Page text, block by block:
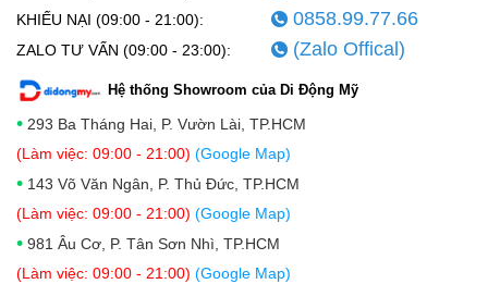
KHIẾU NẠI (09:00 - 21:00): 0858.99.77.66
ZALO TƯ VẤN (09:00 - 23:00): (Zalo Offical)
Hệ thống Showroom của Di Động Mỹ
• 293 Ba Tháng Hai, P. Vườn Lài, TP.HCM
(Làm việc: 09:00 - 21:00) (Google Map)
• 143 Võ Văn Ngân, P. Thủ Đức, TP.HCM
(Làm việc: 09:00 - 21:00) (Google Map)
• 981 Âu Cơ, P. Tân Sơn Nhì, TP.HCM
(Làm việc: 09:00 - 21:00) (Google Map)